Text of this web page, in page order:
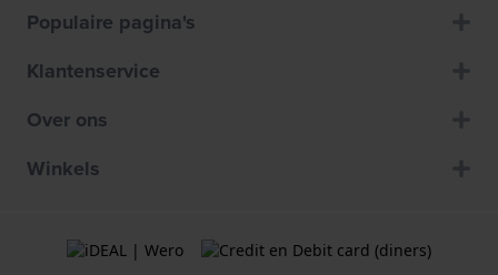
Populaire pagina's
Klantenservice
Over ons
Winkels